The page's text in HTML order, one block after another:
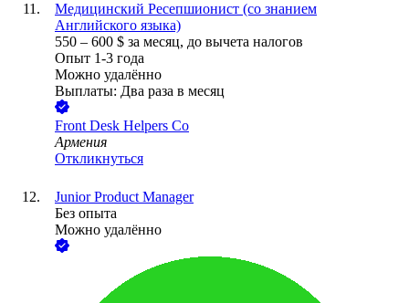
Медицинский Ресепшионист (со знанием
Английского языка)
550 – 600 $ за месяц, до вычета налогов
Опыт 1-3 года
Можно удалённо
Выплаты: Два раза в месяц
Front Desk Helpers Co
Армения
Откликнуться
Junior Product Manager
Без опыта
Можно удалённо